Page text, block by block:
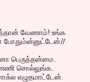
வேணாம்! உங்க
போதும்ன்னுட்டேன்//
பெருந்தன்மை..
சொல்லுங்க..
எழுதமாட்டேன்.